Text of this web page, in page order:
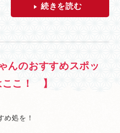
続きを読む
んのおすすめスポッ
こ！ 】
め処を！